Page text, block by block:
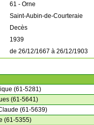
61 - Orne
Saint-Aubin-de-Courteraie
Decès
1939
de 26/12/1667 à 26/12/1903
(61-5281)
(61-5641)
(61-5639)
(61-5355)